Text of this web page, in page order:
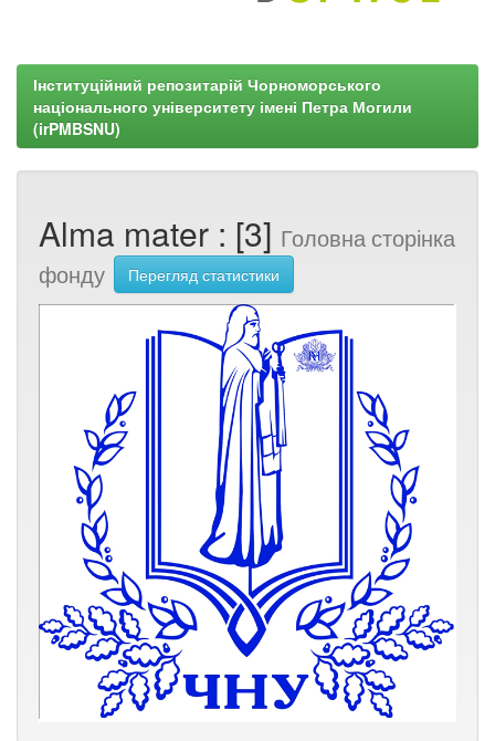
Інституційний репозитарій Чорноморського
національного університету імені Петра Могили
(irPMBSNU)
Alma mater : [3] Головна сторінка
фонду
Перегляд статистики